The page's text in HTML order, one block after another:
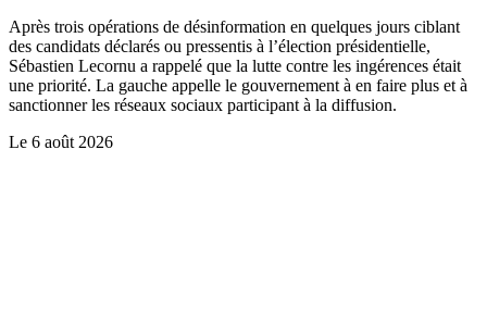
Après trois opérations de désinformation en quelques jours ciblant
des candidats déclarés ou pressentis à l’élection présidentielle,
Sébastien Lecornu a rappelé que la lutte contre les ingérences était
une priorité. La gauche appelle le gouvernement à en faire plus et à
sanctionner les réseaux sociaux participant à la diffusion.
Le 6 août 2026